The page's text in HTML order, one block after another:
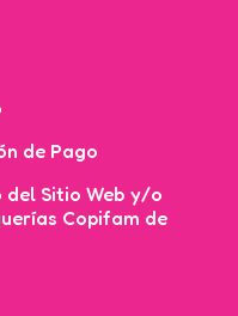
de Pago
del Sitio Web y/o
Copifam de